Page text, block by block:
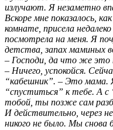
излучают. Я незаметно
Вскоре мне показалось,
комнате, присела
посмотрела на меня. Я
детства, запах маминых
– Господи, да что же это
– Ничего, успокойся.
“кабешник”. – Это мама.
“спуститься” к тебе. А
тобой, ты позже сам
И действительно, через
никого не было. Мы снова